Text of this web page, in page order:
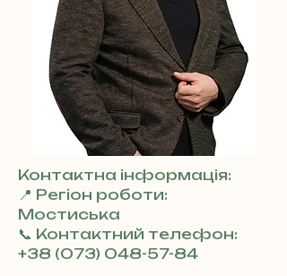
Контактна інформація:
📍 Регіон роботи:
Мостиська
📞 Контактний телефон:
+38 (073) 048-57-84